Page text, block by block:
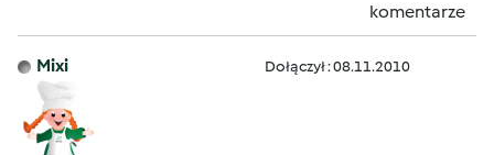
komentarze
Mixi Dołączył : 08.11.2010